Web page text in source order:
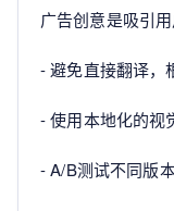
广告创意是吸引
- 避免直接翻译，
- 使用本地化的视
- A/B测试不同版